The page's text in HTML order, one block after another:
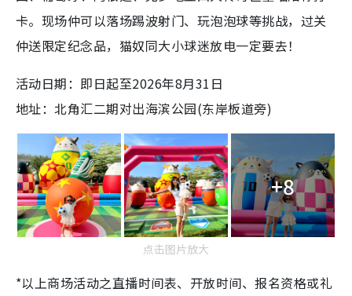
卡。现场仲可以落场踢波射门、玩泡泡球等挑战，过关
仲送限定纪念品，猫奴同大小球迷放电一定要去！
活动日期：即日起至2026年8月31日
地址：北角汇二期对出海滨公园(东岸板道旁)
+8
点击图片放大
*以上商场活动之直播时间表、开放时间、报名资格或礼